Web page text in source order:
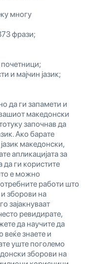
многу
фрази;
и мајчин јазик;
да ги запамети и
македонски
започнав да
Ако барате
македонски,
апликацијата за
да ги користите
е можно
работи што
зборови на
зајакнуваат
ревидирате,
да научите да
веќе знаете и
уште поголемо
зборови на